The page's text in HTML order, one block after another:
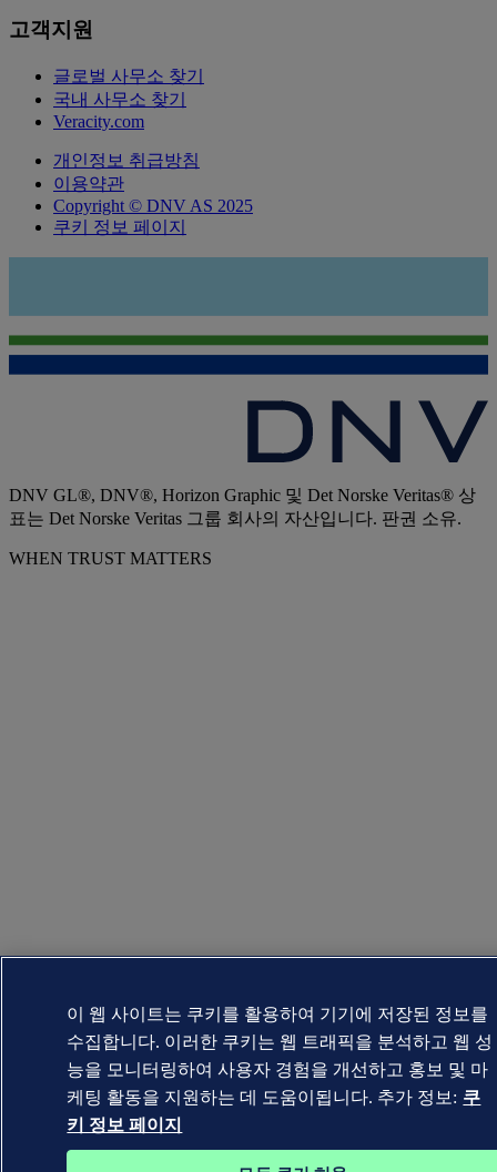
고객지원
글로벌 사무소 찾기
국내 사무소 찾기
Veracity.com
개인정보 취급방침
이용약관
Copyright © DNV AS 2025
쿠키 정보 페이지
DNV GL®, DNV®, Horizon Graphic 및 Det Norske Veritas® 상
표는 Det Norske Veritas 그룹 회사의 자산입니다. 판권 소유.
WHEN TRUST MATTERS
이 웹 사이트는 쿠키를 활용하여 기기에 저장된 정보를
수집합니다. 이러한 쿠키는 웹 트래픽을 분석하고 웹 성
능을 모니터링하여 사용자 경험을 개선하고 홍보 및 마
케팅 활동을 지원하는 데 도움이됩니다. 추가 정보: 쿠
키 정보 페이지